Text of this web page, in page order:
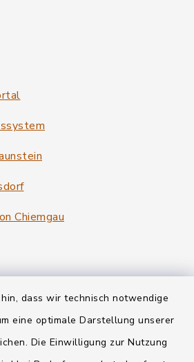
dass wir technisch notwendige
eine optimale Darstellung unserer
Die Einwilligung zur Nutzung
Chiemgau
Kontakt